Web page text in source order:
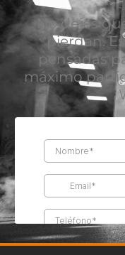
No dejes
pierdan.
pensadas
máximo